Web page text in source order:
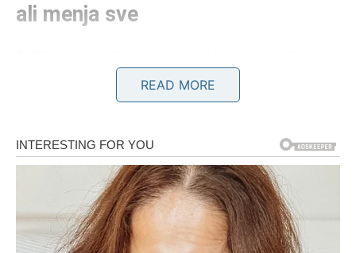
ali menja sve
između nade i razočaranja. Mnogi su davali više nego što
su dobijali, ćutali kada su hteli da govore i čekali kada je
fazu kada se stvari konačno okreću u njegovu korist.
Za slobodne Bikove, ovo je vreme sudbinskog susreta
Možda neće doći uz fanfare i dramatične geste, ali će
READ MORE